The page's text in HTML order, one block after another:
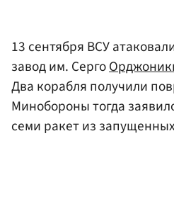
13 сентября ВСУ
завод им. Серго
Два корабля получили
Минобороны тогда
семи ракет из